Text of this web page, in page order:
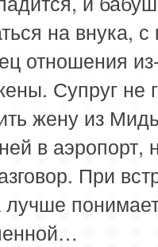
на внука,
отношения
Супруг не
жену из
в аэропорт,
При